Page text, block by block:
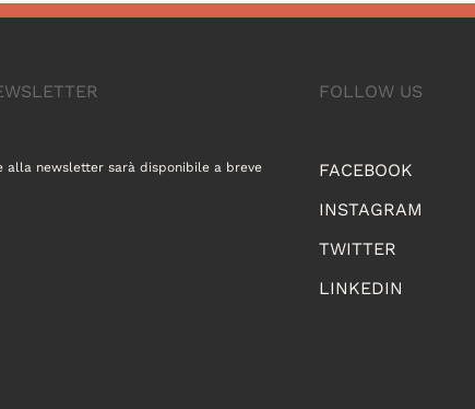
FOLLOW US
FACEBOOK
INSTAGRAM
TWITTER
LINKEDIN
alla newsletter sarà disponibile a breve